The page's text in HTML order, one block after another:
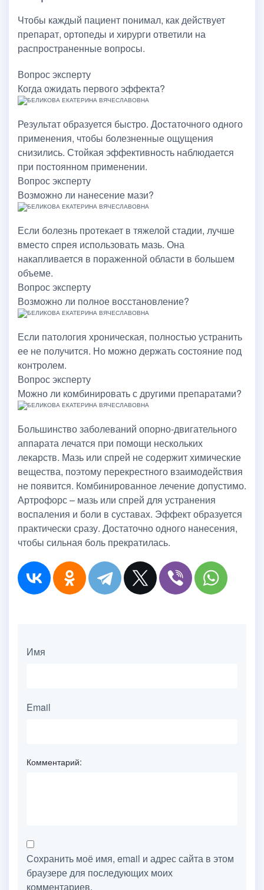
Чтобы каждый пациент понимал, как действует
препарат, ортопеды и хирурги ответили на
распространенные вопросы.
Вопрос эксперту
Когда ожидать первого эффекта?
Результат образуется быстро. Достаточного одного
применения, чтобы болезненные ощущения
снизились. Стойкая эффективность наблюдается
при постоянном применении.
Вопрос эксперту
Возможно ли нанесение мази?
Если болезнь протекает в тяжелой стадии, лучше
вместо спрея использовать мазь. Она
накапливается в пораженной области в большем
объеме.
Вопрос эксперту
Возможно ли полное восстановление?
Если патология хроническая, полностью устранить
ее не получится. Но можно держать состояние под
контролем.
Вопрос эксперту
Можно ли комбинировать с другими препаратами?
Большинство заболеваний опорно-двигательного
аппарата лечатся при помощи нескольких
лекарств. Мазь или спрей не содержит химические
вещества, поэтому перекрестного взаимодействия
не появится. Комбинированное лечение допустимо.
Артрофорс – мазь или спрей для устранения
воспаления и боли в суставах. Эффект образуется
практически сразу. Достаточно одного нанесения,
чтобы сильная боль прекратилась.
Имя
Email
Комментарий:
Сохранить моё имя, email и адрес сайта в этом
браузере для последующих моих
комментариев.